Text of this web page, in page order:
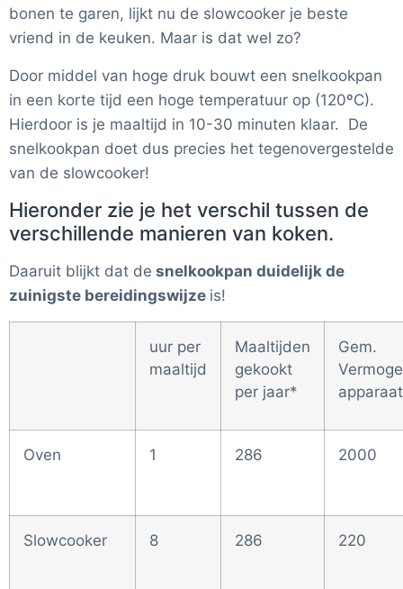
bonen te garen, lijkt nu de slowcooker je beste
vriend in de keuken. Maar is dat wel zo?
Door middel van hoge druk bouwt een snelkookpan
in een korte tijd een hoge temperatuur op (120ºC).
Hierdoor is je maaltijd in 10-30 minuten klaar. De
snelkookpan doet dus precies het tegenovergestelde
van de slowcooker!
Hieronder zie je het verschil tussen de
verschillende manieren van koken.
Daaruit blijkt dat de snelkookpan duidelijk de
zuinigste bereidingswijze is!
uur per
maaltijd
Maaltijden
gekookt
per jaar*
Gem.
apparaat
Oven 1 286 2000
Slowcooker 8 286 220